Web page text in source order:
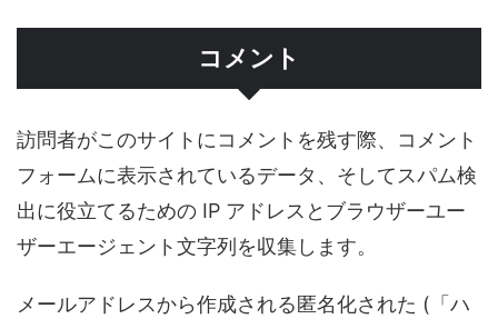
コメント
訪問者がこのサイトにコメントを残す際、コメント
フォームに表示されているデータ、そしてスパム検
出に役立てるための IP アドレスとブラウザーユー
ザーエージェント文字列を収集します。
メールアドレスから作成される匿名化された (「ハ